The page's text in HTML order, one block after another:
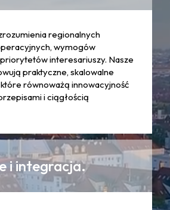
regionalnych
wymogów
interesariuszy. Nasze
praktyczne, skalowalne
które równoważą innowacyjność
i ciągłością
i integracja.